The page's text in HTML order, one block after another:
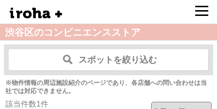
渋谷区のコンビニエンスストア
スポットを絞り込む
※物件情報の周辺施設紹介のページであり、各店舗への問い合わせは当
社では対応できません。
該当件数1件